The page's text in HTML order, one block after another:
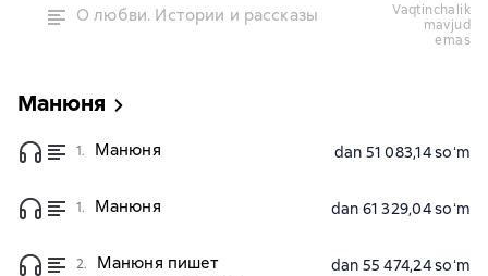
О любви. Истории и рассказы
vaqtinchalik
mavjud
emas
Манюня
1. Манюня dan 51 083,14 soʻm
1. Манюня dan 61 329,04 soʻm
2.
Манюня пишет
dan 55 474,24 soʻm